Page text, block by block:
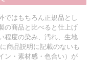
ではもちろん正規品とし
の商品と比べると仕上げ
程度の染み、汚れ、生地
商品説明に記載のないも
ン・素材感・色合い）が